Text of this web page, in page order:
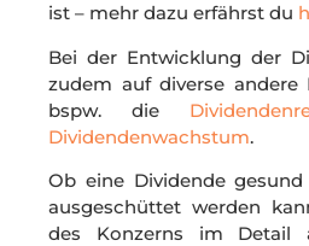
ist – mehr dazu erfährst du
Bei der Entwicklung der
zudem auf diverse andere
bspw. die
Dividendenwachstum.
Ob eine Dividende
ausgeschüttet werden
des Konzerns im Detail